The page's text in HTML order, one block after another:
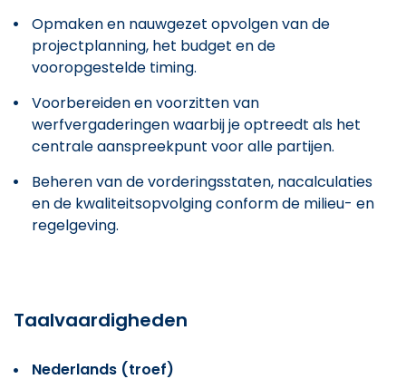
Opmaken en nauwgezet opvolgen van de
projectplanning, het budget en de
vooropgestelde timing.
Voorbereiden en voorzitten van
werfvergaderingen waarbij je optreedt als het
centrale aanspreekpunt voor alle partijen.
Beheren van de vorderingsstaten, nacalculaties
en de kwaliteitsopvolging conform de milieu- en
regelgeving.
Taalvaardigheden
Nederlands (troef)